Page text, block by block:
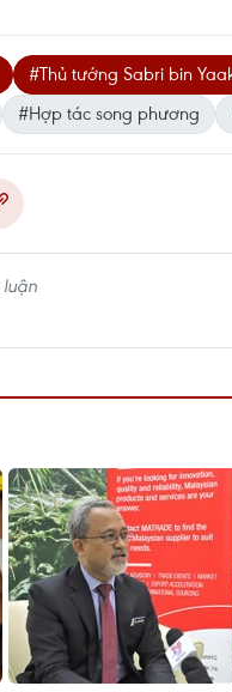
#Thủ tướng Sabri bin
#Hợp tác song phương